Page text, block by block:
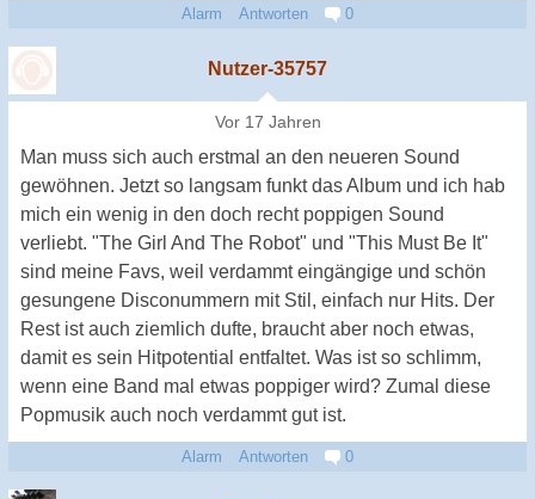
Alarm Antworten 0
Nutzer-35757
Vor 17 Jahren
Man muss sich auch erstmal an den neueren Sound
gewöhnen. Jetzt so langsam funkt das Album und ich hab
mich ein wenig in den doch recht poppigen Sound
verliebt. "The Girl And The Robot" und "This Must Be It"
sind meine Favs, weil verdammt eingängige und schön
gesungene Disconummern mit Stil, einfach nur Hits. Der
Rest ist auch ziemlich dufte, braucht aber noch etwas,
damit es sein Hitpotential entfaltet. Was ist so schlimm,
wenn eine Band mal etwas poppiger wird? Zumal diese
Popmusik auch noch verdammt gut ist.
Alarm Antworten 0